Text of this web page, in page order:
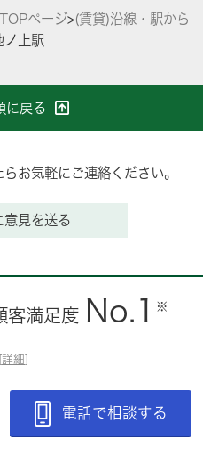
ページ>(賃貸)沿線・駅から
ノ上駅
に戻る
お気軽にご連絡ください。
意見を送る
客満足度 No.1 ※
詳細]
電話で相談する